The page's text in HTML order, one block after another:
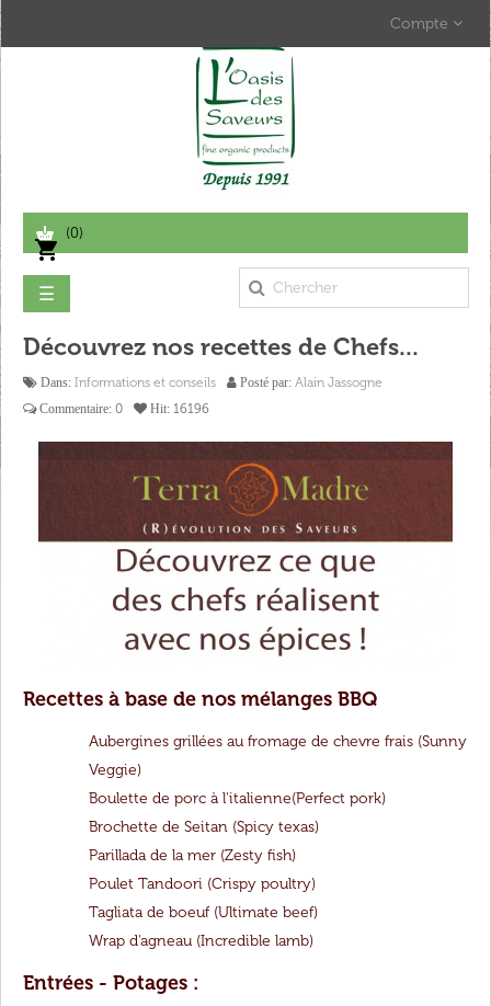
Compte
shopping_cart
(0)
Basculer
la
☰
Découvrez nos recettes de Chefs...
Dans: Informations et conseils Posté par: Alain Jassogne
Commentaire: 0 Hit: 16196
Recettes à base de nos mélanges BBQ
Aubergines grillées au fromage de chevre frais (Sunny
Veggie)
Boulette de porc à l'italienne(Perfect pork)
Brochette de Seitan (Spicy texas)
Parillada de la mer (Zesty fish)
Poulet Tandoori (Crispy poultry)
Tagliata de boeuf (Ultimate beef)
Wrap d'agneau (Incredible lamb)
Entrées - Potages :